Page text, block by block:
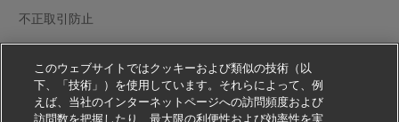
不正取引防止
利用規約
このウェブサイトではクッキーおよび類似の技術（以
下、「技術」）を使用しています。それらによって、例
えば、当社のインターネットページへの訪問頻度および